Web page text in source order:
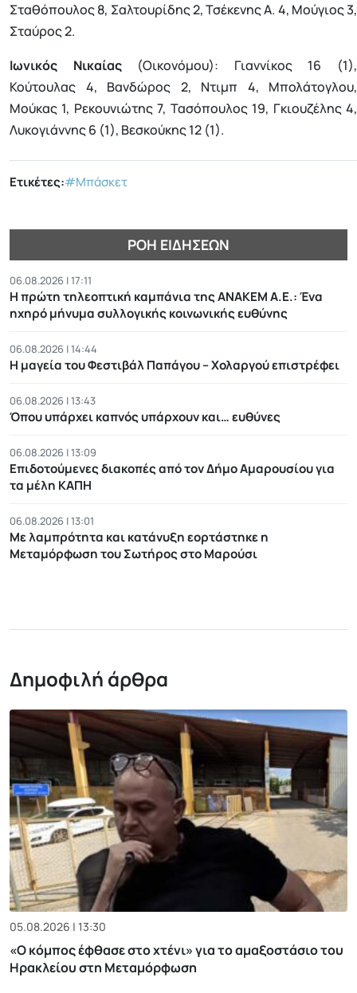
Σταθόπουλος 8, Σαλτουρίδης 2, Τσέκενης Α. 4, Μούγιος 3,
Σταύρος 2.
Ιωνικός Νικαίας(Οικονόμου): Γιαννίκος 16 (1),
Κούτουλας 4, Βανδώρος 2, Ντιμπ 4, Μπολάτογλου,
Μούκας 1, Ρεκουνιώτης 7, Τασόπουλος 19, Γκιουζέλης 4,
Λυκογιάννης 6 (1), Βεσκούκης 12 (1).
Ετικέτες:#Μπάσκετ
ΡΟΉ ΕΙΔΉΣΕΩΝ
06.08.2026 | 17:11
Η πρώτη τηλεοπτική καμπάνια της ΑΝΑΚΕΜ Α.Ε.: Ένα
ηχηρό μήνυμα συλλογικής κοινωνικής ευθύνης
06.08.2026 | 14:44
Η μαγεία του Φεστιβάλ Παπάγου – Χολαργού επιστρέφει
06.08.2026 | 13:43
Όπου υπάρχει καπνός υπάρχουν και… ευθύνες
06.08.2026 | 13:09
Επιδοτούμενες διακοπές από τον Δήμο Αμαρουσίου για
τα μέλη ΚΑΠΗ
06.08.2026 | 13:01
Με λαμπρότητα και κατάνυξη εορτάστηκε η
Μεταμόρφωση του Σωτήρος στο Μαρούσι
Δημοφιλή άρθρα
05.08.2026 | 13:30
«Ο κόμπος έφθασε στο χτένι» για το αμαξοστάσιο του
Ηρακλείου στη Μεταμόρφωση